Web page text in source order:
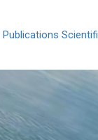
Publications